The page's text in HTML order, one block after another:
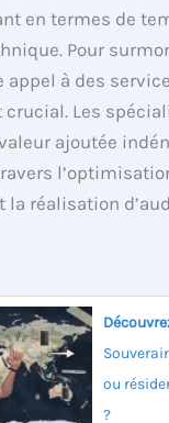
en termes de
Pour
à des
Les
ajoutée
la réalisation
ou
?